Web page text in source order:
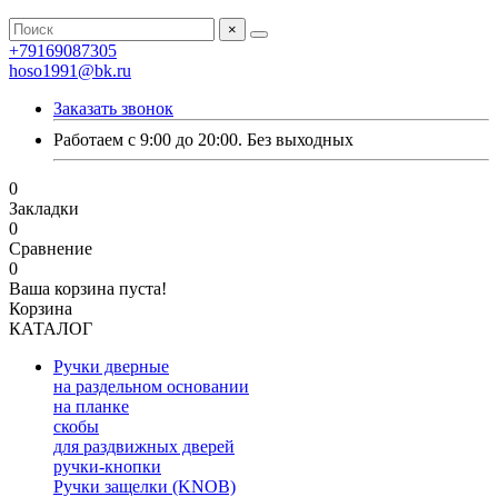
×
+79169087305
hoso1991@bk.ru
Заказать звонок
Работаем с 9:00 до 20:00. Без выходных
0
Закладки
0
Сравнение
0
Ваша корзина пуста!
Корзина
КАТАЛОГ
Ручки дверные
на раздельном основании
на планке
скобы
для раздвижных дверей
ручки-кнопки
Ручки защелки (KNOB)